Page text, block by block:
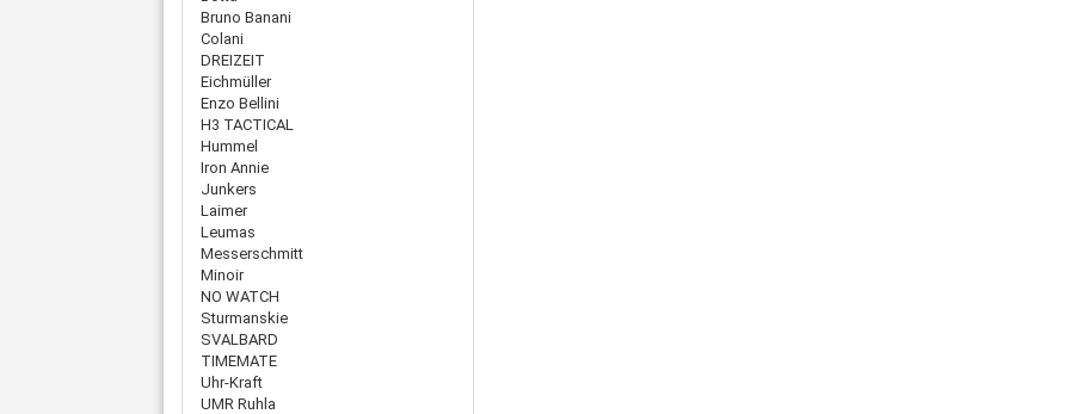
Bruno Banani
Colani
DREIZEIT
Eichmüller
Enzo Bellini
H3 TACTICAL
Hummel
Iron Annie
Junkers
Laimer
Leumas
Messerschmitt
Minoir
NO WATCH
Sturmanskie
SVALBARD
TIMEMATE
Uhr-Kraft
UMR Ruhla